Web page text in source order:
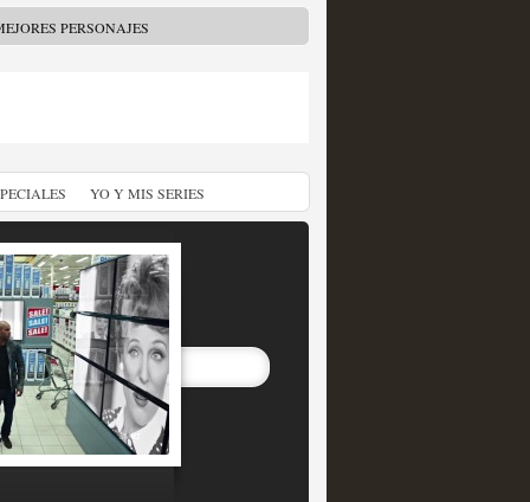
PERSONAJES
YO Y MIS SERIES